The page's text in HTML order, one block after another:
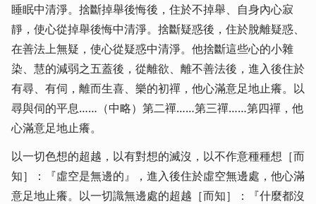
睡眠中清淨。捨斷掉舉後悔後，住於不掉舉、自身內心寂
靜，使心從掉舉後悔中清淨。捨斷疑惑後，住於脫離疑惑、
在善法上無疑，使心從疑惑中清淨。他捨斷這些心的小雜
染、慧的減弱之五蓋後，從離欲、離不善法後，進入後住於
有尋、有伺，離而生喜、樂的初禪，他心滿意足地止癢。以
尋與伺的平息……（中略）第二禪……第三禪……第四禪，他
心滿意足地止癢。
以一切色想的超越，以有對想的滅沒，以不作意種種想［而
知］：『虛空是無邊的』，進入後住於虛空無邊處，他心滿
意足地止癢。以一切識無邊處的超越［而知］：『什麼都沒